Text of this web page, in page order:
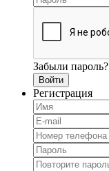
Забыли пароль?
Регистрация